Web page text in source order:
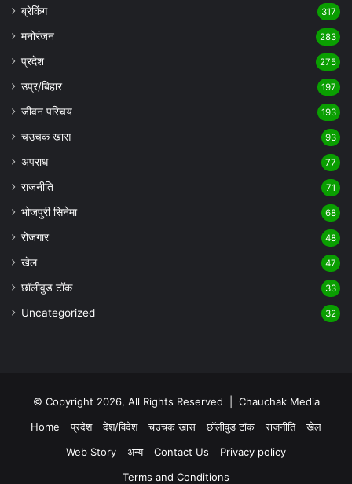
ब्रेकिंग 317
मनोरंजन 283
प्रदेश 275
उप्र/बिहार 197
जीवन परिचय 193
चउचक खास 93
अपराध 77
राजनीति 71
भोजपुरी सिनेमा 68
रोजगार 48
खेल 47
छॉलीवुड टॉक 33
Uncategorized 32
© Copyright 2026, All Rights Reserved | Chauchak Media
Home
प्रदेश देश/विदेश चउचक खास छॉलीवुड टॉक राजनीति
खेल
Web Story
अन्य Contact Us
Privacy policy
Terms and Conditions